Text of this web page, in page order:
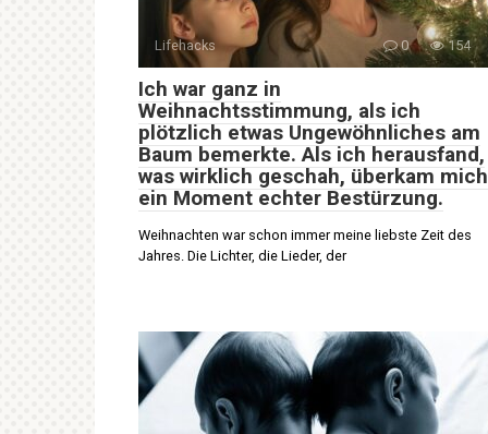
Lifehacks 0 154
Ich war ganz in
Weihnachtsstimmung, als ich
plötzlich etwas Ungewöhnliches am
Baum bemerkte. Als ich herausfand,
was wirklich geschah, überkam mich
ein Moment echter Bestürzung.
Weihnachten war schon immer meine liebste Zeit des
Jahres. Die Lichter, die Lieder, der